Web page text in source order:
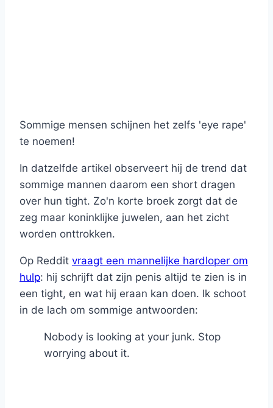
Sommige mensen schijnen het zelfs 'eye rape'
te noemen!
In datzelfde artikel observeert hij de trend dat
sommige mannen daarom een short dragen
over hun tight. Zo'n korte broek zorgt dat de
zeg maar koninklijke juwelen, aan het zicht
worden onttrokken.
Op Reddit vraagt een mannelijke hardloper om
hulp: hij schrijft dat zijn penis altijd te zien is in
een tight, en wat hij eraan kan doen. Ik schoot
in de lach om sommige antwoorden:
Nobody is looking at your junk. Stop
worrying about it.